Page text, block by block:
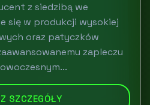
z siedzibą we
się w produkcji wysokiej
oraz patyczków
zapleczu
SZCZEGÓŁY